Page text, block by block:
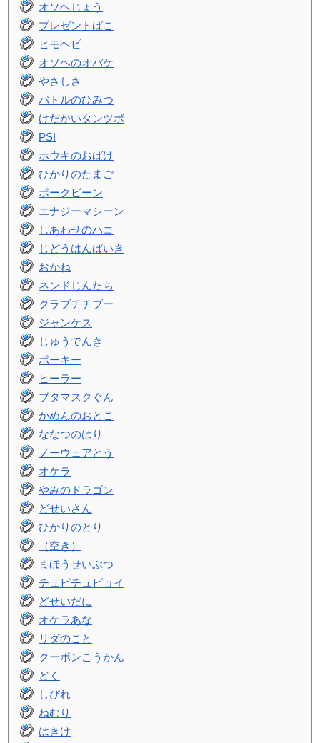
オソヘじょう
プレゼントばこ
ヒモヘビ
オソヘのオバケ
やさしさ
バトルのひみつ
けだかいタンツボ
PSI
ホウキのおばけ
ひかりのたまご
ポークビーン
エナジーマシーン
しあわせのハコ
じどうはんばいき
おかね
ネンドじんたち
クラブチチブー
ジャンケス
じゅうでんき
ポーキー
ヒーラー
ブタマスクぐん
かめんのおとこ
ななつのはり
ノーウェアとう
オケラ
やみのドラゴン
どせいさん
ひかりのとり
（空き）
まほうせいぶつ
チュピチュピョイ
どせいだに
オケラあな
リダのこと
クーポンこうかん
どく
しびれ
ねむり
はきけ